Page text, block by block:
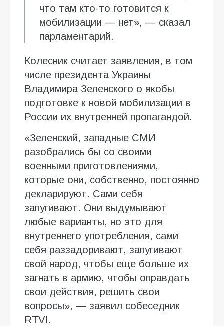
что там кто-то готовится к
мобилизации — нет», — сказал
парламентарий.
Колесник считает заявления, в том
числе президента Украины
Владимира Зеленского о якобы
подготовке к новой мобилизации в
России их внутренней пропагандой.
«Зеленский, западные СМИ
разобрались бы со своими
военными приготовлениями,
которые они, собственно, постоянно
декларируют. Сами себя
запугивают. Они выдумывают
любые варианты, но это для
внутреннего употребления, сами
себя раззадоривают, запугивают
свой народ, чтобы еще больше их
загнать в армию, чтобы оправдать
свои действия, решить свои
вопросы», — заявил собеседник
RTVI.